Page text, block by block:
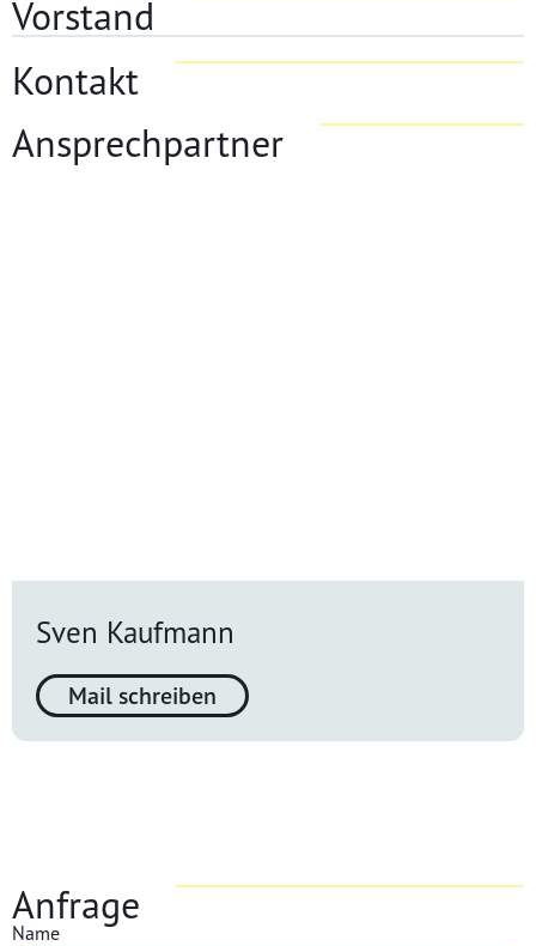
Vorstand
Kontakt
Ansprechpartner
Sven Kaufmann
Mail schreiben
Anfrage
Name